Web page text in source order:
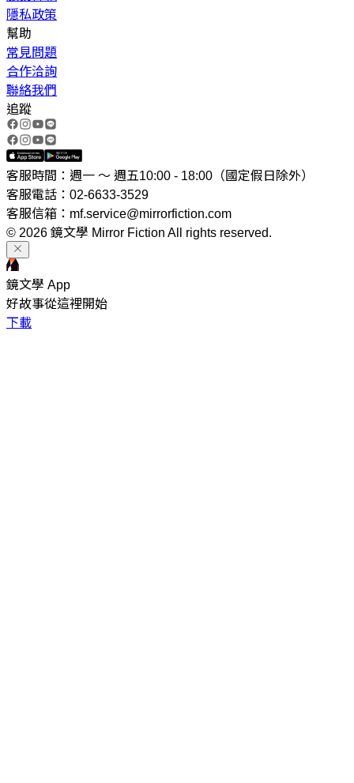
隱私政策
幫助
常見問題
合作洽詢
聯絡我們
追蹤
客服時間：週一 ～ 週五10:00 - 18:00（國定假日除外）
客服電話：02-6633-3529
客服信箱：mf.service@mirrorfiction.com
© 2026 鏡文學 Mirror Fiction All rights reserved.
鏡文學 App
好故事從這裡開始
下載